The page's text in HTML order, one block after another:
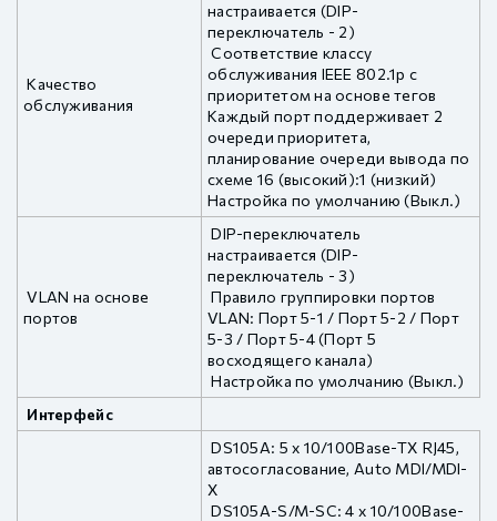
Качество
обслуживания
настраивается (DIP-
переключатель - 2)
Соответствие классу
обслуживания IEEE 802.1p с
приоритетом на основе тегов
Каждый порт поддерживает 2
очереди приоритета,
планирование очереди вывода по
схеме 16 (высокий):1 (низкий)
Настройка по умолчанию (Выкл.)
VLAN на основе
портов
DIP-переключатель
настраивается (DIP-
переключатель - 3)
Правило группировки портов
VLAN: Порт 5-1 / Порт 5-2 / Порт
5-3 / Порт 5-4 (Порт 5
восходящего канала)
Настройка по умолчанию (Выкл.)
Интерфейс
DS105A: 5 x 10/100Base-TX RJ45,
автосогласование, Auto MDI/MDI-
X
DS105A-S/M-SC: 4 x 10/100Base-